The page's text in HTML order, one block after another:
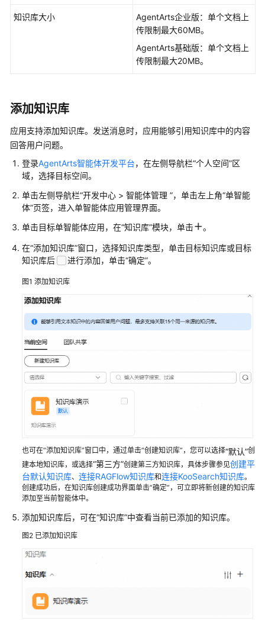
智
智
体
应
用
介
示
例：
建
一
个
疗
问
诊
助
手
智
能
体
用
创
建
并
配
置
单
能
体
用
为
知识库大小
AgentArts企业版：单个文档上
传限制最大60MB。
AgentArts基础版：单个文档上
传限制最大20MB。
添加知识库
应用支持添加知识库。发送消息时，应用能够引用知识库中的内容
回答用户问题。
登录AgentArts智能体开发平台，在左侧导航栏“个人空间”区
域，选择目标空间。
单击左侧导航栏“开发中心 > 智能体管理 ”，单击左上角“单智能
体”页签，进入单智能体应用管理界面。
单击目标单智能体应用，在“知识库”模块，单击 。
在“添加知识库”窗口，选择知识库类型，单击目标知识库或目标
知识库后
进行添加，单击“确定”。
图1 添加知识库
也可在“添加知识库”窗口中，通过单击“创建知识库”，您可以选择“默认”创
建本地知识库，或选择“第三方”创建第三方知识库，具体步骤参见创建平
台默认知识库、 连接RAGFlow知识库和连接KooSearch知识库。
创建成功后，在知识库创建成功界面单击“确定”，可立即将新创建的知识库
添加至当前智能体中。
添加知识库后，可在“知识库”中查看当前已添加的知识库。
图2 已添加知识库